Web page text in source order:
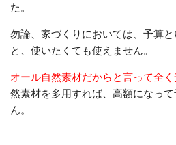
た。
勿論、家づくりにおいては、予算
と、使いたくても使えません。
オール自然素材だからと言って全
然素材を多用すれば、高額になっ
ん。